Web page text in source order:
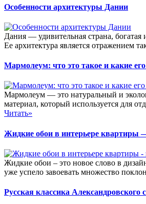
Особенности архитектуры Дании
Дания — удивительная страна, богатая
Ее архитектура является отражением
Мармолеум: что это такое и какие
Мармолеум — это натуральный и
материал, который используется для
Читать»
Жидкие обои в интерьере квартиры
Жидкие обои – это новое слово в
уже успело завоевать множество
Русская классика Александровского